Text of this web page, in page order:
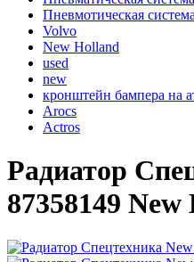
Пневмотическая система
Volvo
New Holland
used
new
кронштейн бампера на
Arocs
Actros
Радиатор
87358149